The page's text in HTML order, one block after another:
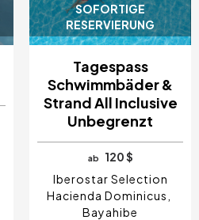
SOFORTIGE
RESERVIERUNG
Tagespass
Schwimmbäder &
Strand All Inclusive
Unbegrenzt
ab
120 $
Iberostar Selection
Hacienda Dominicus
Bayahibe